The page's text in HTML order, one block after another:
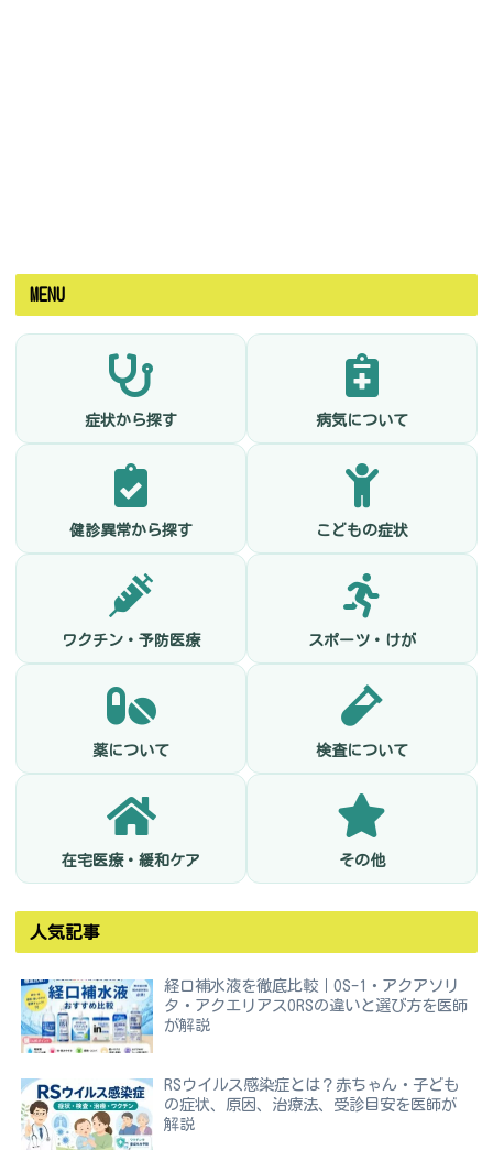
MENU
症状から探す 病気について
健診異常から探す こどもの症状
ワクチン・予防医療 スポーツ・けが
薬について 検査について
在宅医療・緩和ケア その他
人気記事
経口補水液を徹底比較｜OS-1・アクアソリ
タ・アクエリアスORSの違いと選び方を医師
が解説
RSウイルス感染症とは？赤ちゃん・子ども
の症状、原因、治療法、受診目安を医師が
解説